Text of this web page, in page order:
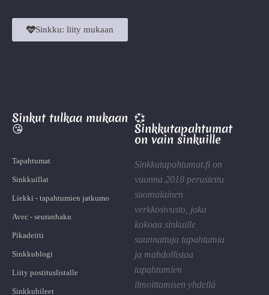
Sinkku: liity mukaan
Sinkut tulkaa mukaan
😘
Tapahtumat
Sinkkuillat
Liekki - tapahtumien jatkumo
Avec - seuranhaku
Pikadeitti
Sinkkublogi
Liity postituslistalle
Sinkkubileet
💞
Sinkkutapahtumat
on vain sinkuille
Sinkkutapahtumat.fi on
vuonna 2018 perustettu
suomalainen
verkkosivusto, joka
kokoaa sinkuille
suunnattuja tapahtumia
ja mahdollistaa
tapahtumien
ilmoittamisen yhdellä